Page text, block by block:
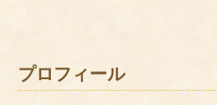
プロフィール